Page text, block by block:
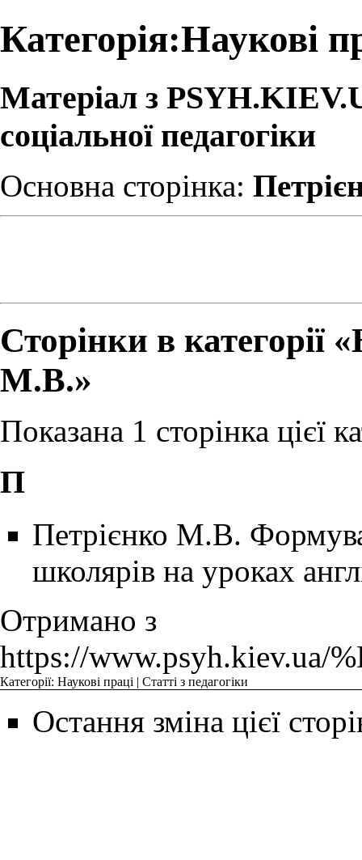
Категорія:Наукові
Матеріал з
соціальної педагогіки
Основна сторінка:
Сторінки в категорії
М.В.»
Показана 1 сторінка цієї
П
Петрієнко М.В.
школярів на уроках
Отримано з
https://www.psyh.kiev.ua/
Категорії: Наукові праці | Статті з педагогіки
Остання зміна цієї